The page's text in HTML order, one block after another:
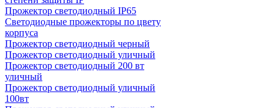
Прожектор светодиодный IP65
Светодиодные прожекторы по цвету
корпуса
Прожектор светодиодный черный
Прожектор светодиодный уличный
Прожектор светодиодный 200 вт
уличный
Прожектор светодиодный уличный
100вт